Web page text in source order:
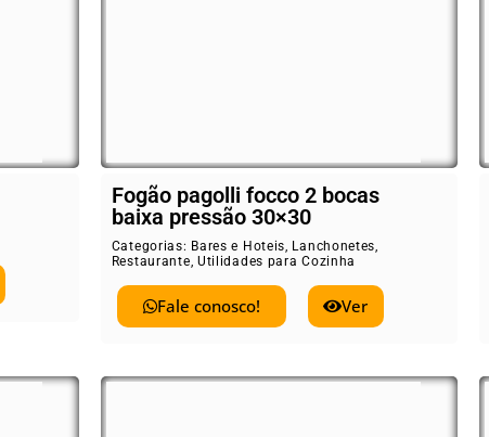
Fogão pagolli focco 2 bocas
baixa pressão 30×30
Categorias: Bares e Hoteis, Lanchonetes,
Restaurante, Utilidades para Cozinha
Fale conosco! Ver